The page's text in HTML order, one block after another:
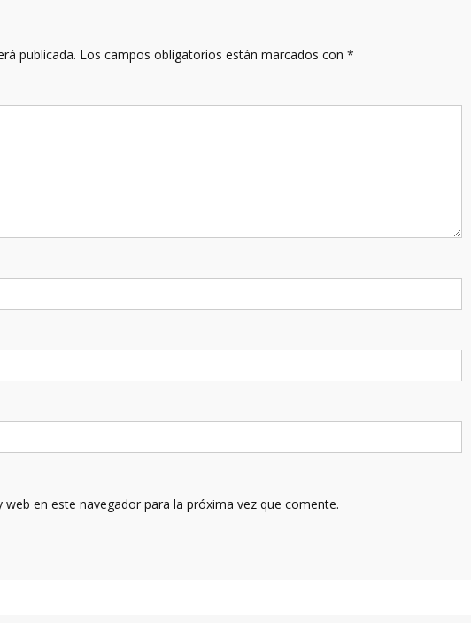
publicada. Los campos obligatorios están marcados con *
en este navegador para la próxima vez que comente.